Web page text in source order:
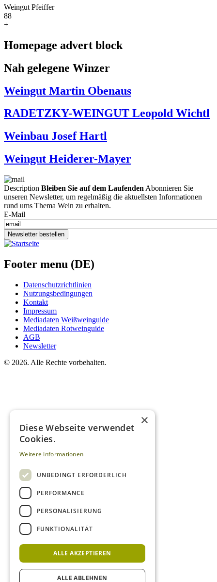
Weingut Pfeiffer
88
+
Homepage advert block
Nah gelegene Winzer
Weingut Martin Obenaus
RADETZKY-WEINGUT Leopold Wichtl
Weinbau Josef Hartl
Weingut Heiderer-Mayer
Description Bleiben Sie auf dem Laufenden Abonnieren Sie
unseren Newsletter, um regelmäßig die aktuellsten Informationen
rund ums Thema Wein zu erhalten.
E-Mail
Newsletter bestellen
Footer menu (DE)
Datenschutzrichtlinien
Nutzungsbedingungen
Kontakt
Impressum
Mediadaten Weißweinguide
Mediadaten Rotweinguide
AGB
Newsletter
© 2026. Alle Rechte vorbehalten.
×
Diese Webseite verwendet
Cookies.
Weitere Informationen
UNBEDINGT ERFORDERLICH
PERFORMANCE
PERSONALISIERUNG
FUNKTIONALITÄT
ALLE AKZEPTIEREN
ALLE ABLEHNEN